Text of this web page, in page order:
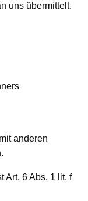
uns übermittelt.
anderen
Art. 6 Abs. 1 lit. f